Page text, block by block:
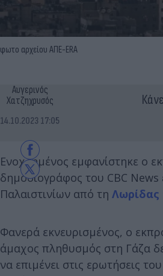
φωτο αρχείου ΑΠΕ-ΕRΑ
Αυγερινός
Χατζηχρυσός
14.10.2023 17:05
Ενοχλημένος εμφανίστηκε ο
δημοσιογράφος του CBC
Παλαιστινίων από τη Λωρίδας
Φανερά εκνευρισμένος, ο
άμαχος πληθυσμός στη Γάζα
να επιμένει στις ερωτήσεις